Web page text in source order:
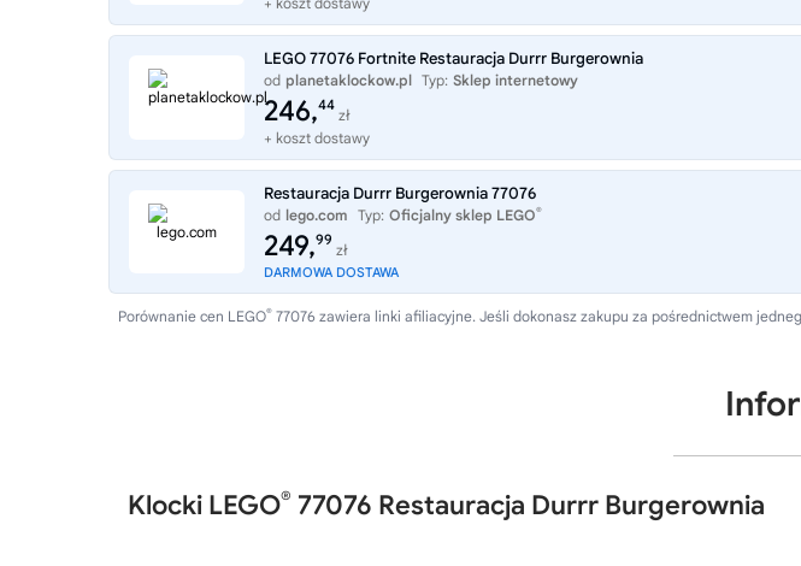
LEGO 77076 Fortnite Restauracja Durrr Burgerownia
od planetaklockow.pl Typ: Sklep internetowy
246,44
zł
+ koszt dostawy
Restauracja Durrr Burgerownia 77076
od lego.com Typ: Oficjalny sklep LEGO®
249,99
zł
DARMOWA DOSTAWA
Porównanie cen LEGO® 77076 zawiera linki afiliacyjne. Jeśli dokonasz zakupu za pośrednictwem
Klocki LEGO® 77076 Restauracja Durrr Burgerownia